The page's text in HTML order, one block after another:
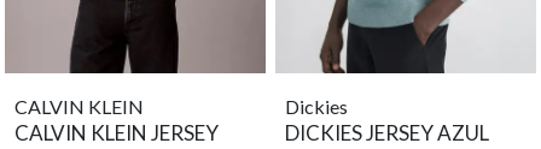
CALVIN KLEIN
CALVIN KLEIN JERSEY
Dickies
DICKIES JERSEY AZUL